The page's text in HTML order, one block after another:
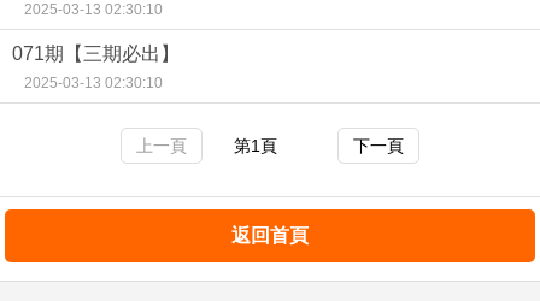
2025-03-13 02:30:10
071期【三期必出】
2025-03-13 02:30:10
上一頁 第1頁 下一頁
返回首頁